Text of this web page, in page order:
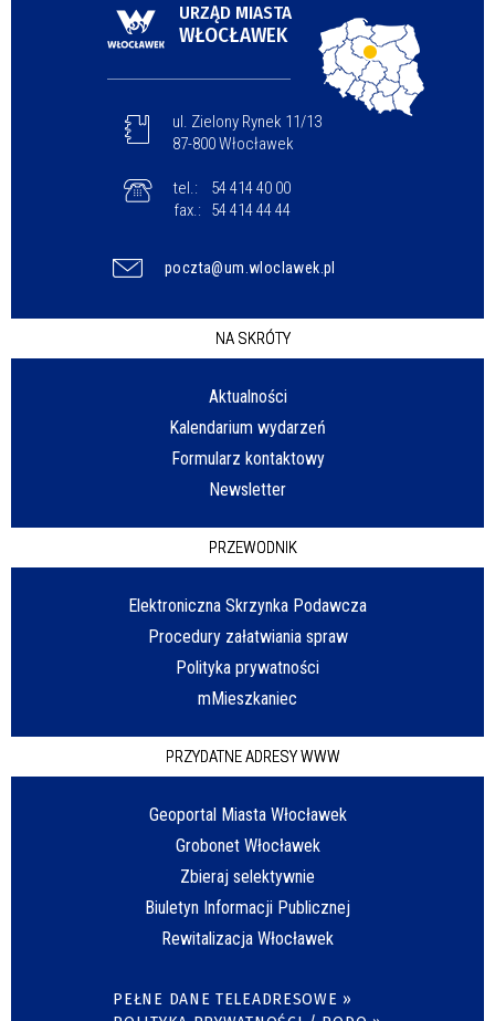
URZĄD MIASTA
WŁOCŁAWEK
ul. Zielony Rynek 11/13
87-800 Włocławek
tel.:
54 414 40 00
fax.:
54 414 44 44
poczta@um.wloclawek.pl
NA SKRÓTY
Aktualności
Kalendarium wydarzeń
Formularz kontaktowy
Newsletter
PRZEWODNIK
Elektroniczna Skrzynka Podawcza
Procedury załatwiania spraw
Polityka prywatności
mMieszkaniec
PRZYDATNE ADRESY WWW
Geoportal Miasta Włocławek
Grobonet Włocławek
Zbieraj selektywnie
Biuletyn Informacji Publicznej
Rewitalizacja Włocławek
PEŁNE DANE TELEADRESOWE »